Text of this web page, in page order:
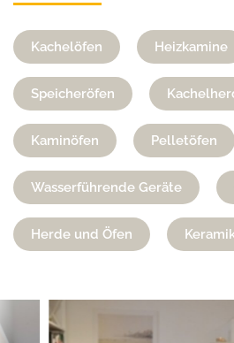
Kachelöfen Heizkamine
Speicheröfen
Kaminöfen Pelletöfen
Wasserführende Geräte
Herde und Öfen